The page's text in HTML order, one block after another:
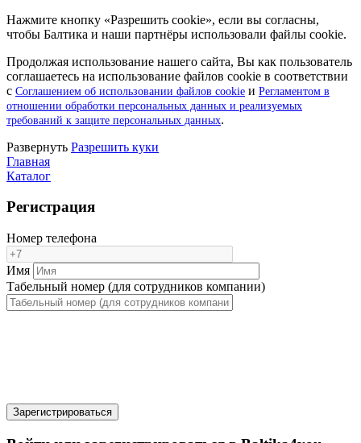
Нажмите кнопку «Разрешить cookie», если вы согласны,
чтобы Балтика и наши партнёры использовали файлы cookie.
Продолжая использование нашего сайта, Вы как пользователь
соглашаетесь на использование файлов cookie в соответствии
с Соглашением об использовании файлов cookie и Регламентом в
отношении обработки персональных данных и реализуемых
требований к защите персональных данных.
Pазвернуть Разрешить куки
Главная
Каталог
Регистрация
Номер телефона
Имя
Табельный номер (для сотрудников компании)
Зарегистрироваться